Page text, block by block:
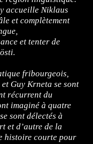
accueille Niklaus
et complètement
et tenter de
fribourgeois,
Guy Krneta se sont
récurrent du
imaginé à quatre
sont délectés à
et d’autre de la
histoire courte pour